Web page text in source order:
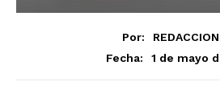
Por:
Fecha:
1 de mayo